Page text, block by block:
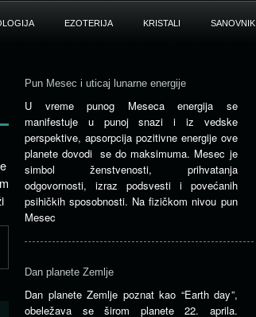
EZOTERIJA KRISTALI SANOVNIK
Pun Mesec i uticaj lunarne energije
U vreme punog Meseca energija se
manifestuje u punoj snazi i iz vedske
perspektive, apsorpcija pozitivne energije ove
planete dovodi se do maksimuma. Mesec je
simbol ženstvenosti, prihvatanja
odgovornosti, izraz podsvesti i povećanih
psihičkih sposobnosti. Na fizičkom nivou pun
Mesec
Dan planete Zemlje
Dan planete Zemlje poznat kao “Earth day”,
obeležava se širom planete 22. aprila.